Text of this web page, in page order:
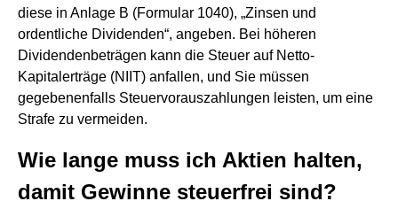
diese in Anlage B (Formular 1040), „Zinsen und
ordentliche Dividenden“, angeben. Bei höheren
Dividendenbeträgen kann die Steuer auf Netto-
Kapitalerträge (NIIT) anfallen, und Sie müssen
gegebenenfalls Steuervorauszahlungen leisten, um eine
Strafe zu vermeiden.
Wie lange muss ich Aktien halten,
damit Gewinne steuerfrei sind?